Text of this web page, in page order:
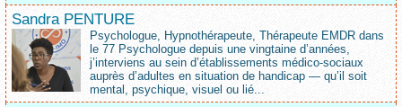
Sandra PENTURE
Psychologue, Hypnothérapeute, Thérapeute EMDR dans
le 77 Psychologue depuis une vingtaine d’années,
j’interviens au sein d’établissements médico‑sociaux
auprès d’adultes en situation de handicap — qu’il soit
mental, psychique, visuel ou lié...